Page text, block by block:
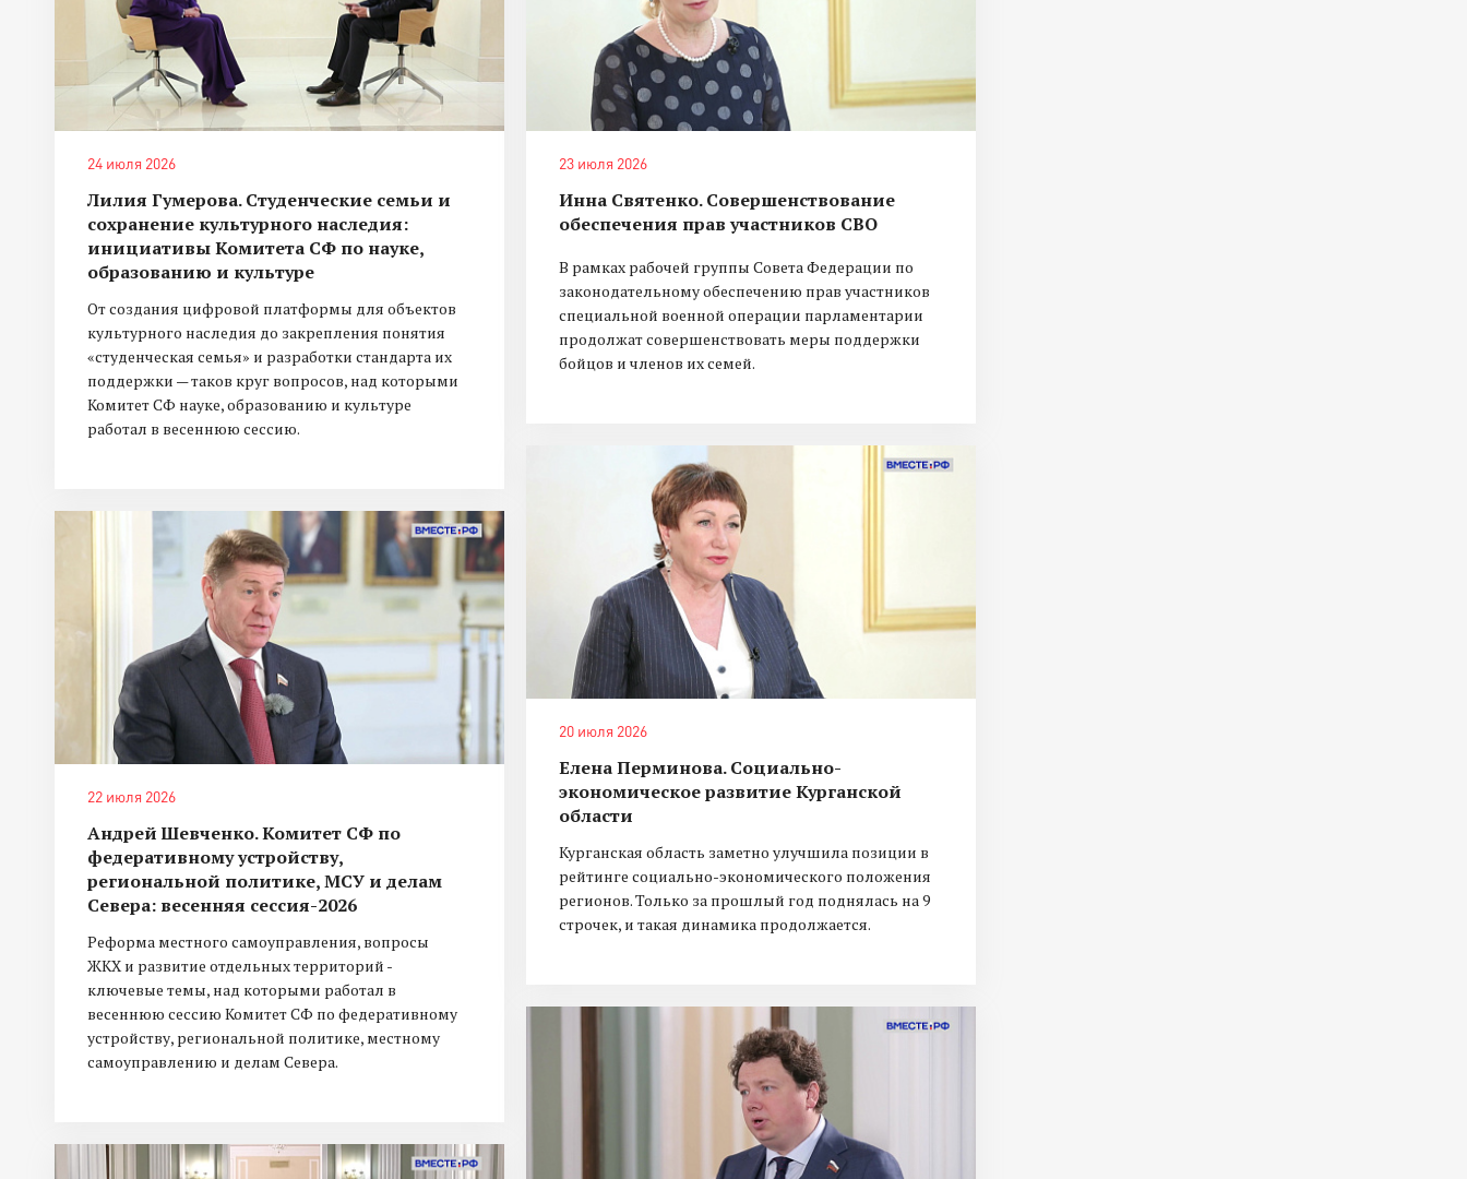
24 июля 2026
Лилия Гумерова. Студенческие семьи и
сохранение культурного наследия:
инициативы Комитета СФ по науке,
образованию и культуре
От создания цифровой платформы для объектов
культурного наследия до закрепления понятия
«студенческая семья» и разработки стандарта их
поддержки — таков круг вопросов, над которыми
Комитет СФ науке, образованию и культуре
работал в весеннюю сессию.
22 июля 2026
Андрей Шевченко. Комитет СФ по
федеративному устройству,
региональной политике, МСУ и делам
Севера: весенняя сессия-2026
Реформа местного самоуправления, вопросы
ЖКХ и развитие отдельных территорий -
ключевые темы, над которыми работал в
весеннюю сессию Комитет СФ по федеративному
устройству, региональной политике, местному
самоуправлению и делам Севера.
23 июля 2026
Инна Святенко. Совершенствование
обеспечения прав участников СВО
В рамках рабочей группы Совета Федерации по
законодательному обеспечению прав участников
специальной военной операции парламентарии
продолжат совершенствовать меры поддержки
бойцов и членов их семей.
20 июля 2026
Елена Перминова. Социально-
экономическое развитие Курганской
области
Курганская область заметно улучшила позиции в
рейтинге социально-экономического положения
регионов. Только за прошлый год поднялась на 9
строчек, и такая динамика продолжается.